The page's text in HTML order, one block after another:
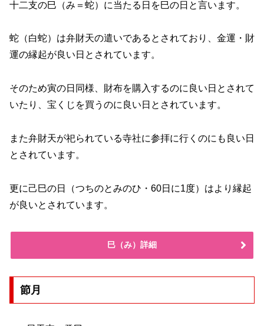
十二支の巳（み＝蛇）に当たる日を巳の日と言います。
蛇（白蛇）は弁財天の遣いであるとされており、金運・財
運の縁起が良い日とされています。
そのため寅の日同様、財布を購入するのに良い日とされて
いたり、宝くじを買うのに良い日とされています。
また弁財天が祀られている寺社に参拝に行くのにも良い日
とされています。
更に己巳の日（つちのとみのひ・60日に1度）はより縁起
が良いとされています。
巳（み）詳細
節月